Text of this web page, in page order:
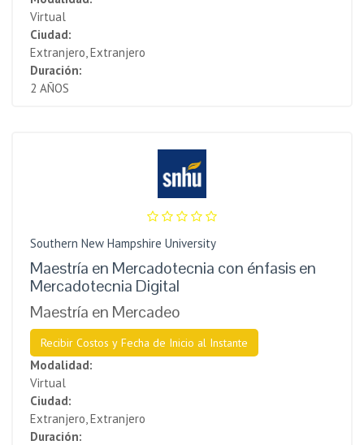
Virtual
Ciudad:
Extranjero, Extranjero
Duración:
2 AÑOS
Southern New Hampshire University
Maestría en Mercadotecnia con énfasis en
Mercadotecnia Digital
Maestría en Mercadeo
Recibir Costos y Fecha de Inicio al Instante
Modalidad:
Virtual
Ciudad:
Extranjero, Extranjero
Duración: